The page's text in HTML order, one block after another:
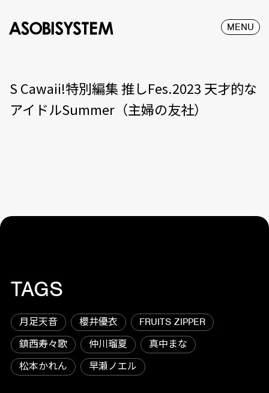
MENU
S Cawaii!特別編集 推しFes.2023 天才的な
アイドルSummer（主婦の友社）
TAGS
月足天音 櫻井優衣
FRUITS ZIPPER
鎮西寿々歌
仲川瑠夏
真中まな
松本かれん
早瀬ノエル